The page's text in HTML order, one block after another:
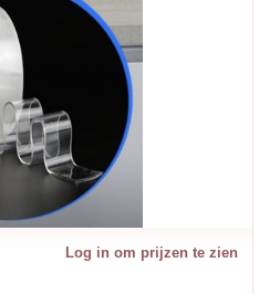
Log in om prijzen te zien